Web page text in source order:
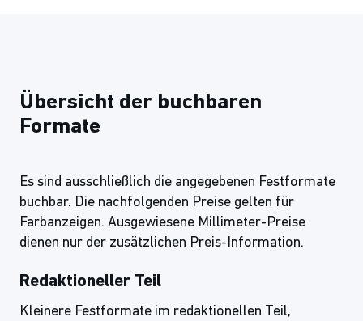
Übersicht der buchbaren
Formate
Es sind ausschließlich die angegebenen Festformate
buchbar. Die nachfolgenden Preise gelten für
Farbanzeigen. Ausgewiesene Millimeter-Preise
dienen nur der zusätzlichen Preis-Information.
Redaktioneller Teil
Kleinere Festformate im redaktionellen Teil,